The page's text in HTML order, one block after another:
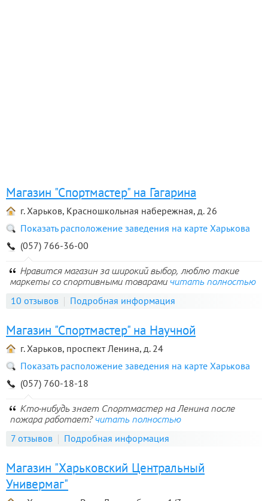
Магазин "Спортмастер" на Гагарина
г. Харьков, Красношкольная набережная, д. 26
Показать расположение заведения на карте Харькова
(057) 766-36-00
Нравится магазин за широкий выбор, люблю такие
маркеты со спортивными товарами читать полностью
10 отзывов Подробная информация
Магазин "Спортмастер" на Научной
г. Харьков, проспект Ленина, д. 24
Показать расположение заведения на карте Харькова
(057) 760-18-18
Кто-нибудь знает Спортмастер на Ленина после
пожара работает? читать полностью
7 отзывов Подробная информация
Магазин "Харьковский Центральный
Универмаг"